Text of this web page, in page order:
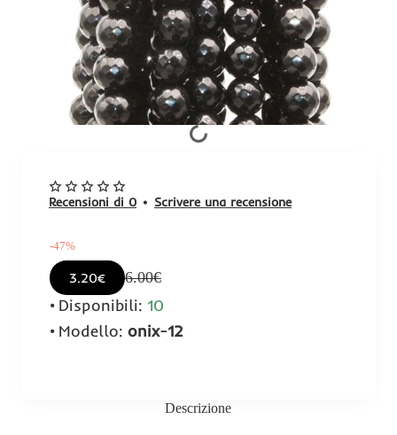
Recensioni di 0 • Scrivere una recensione
-47%
3.20€ 6.00€
Disponibili: 10
Modello: onix-12
Descrizione